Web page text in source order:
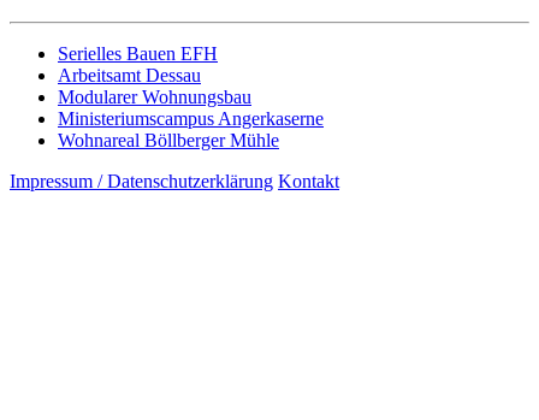
Serielles Bauen EFH
Arbeitsamt Dessau
Modularer Wohnungsbau
Ministeriumscampus Angerkaserne
Wohnareal Böllberger Mühle
Impressum / Datenschutzerklärung Kontakt